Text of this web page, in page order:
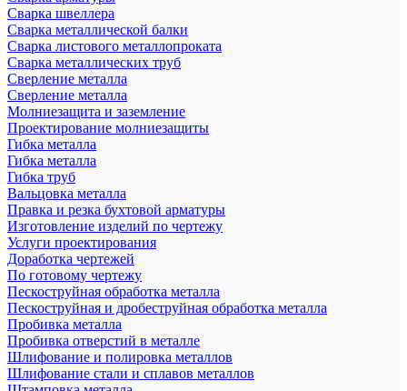
Сварка швеллера
Сварка металлической балки
Сварка листового металлопроката
Сварка металлических труб
Сверление металла
Сверление металла
Молниезащита и заземление
Проектирование молниезащиты
Гибка металла
Гибка металла
Гибка труб
Вальцовка металла
Правка и резка бухтовой арматуры
Изготовление изделий по чертежу
Услуги проектирования
Доработка чертежей
По готовому чертежу
Пескоструйная обработка металла
Пескоструйная и дробеструйная обработка металла
Пробивка металла
Пробивка отверстий в металле
Шлифование и полировка металлов
Шлифование стали и сплавов металлов